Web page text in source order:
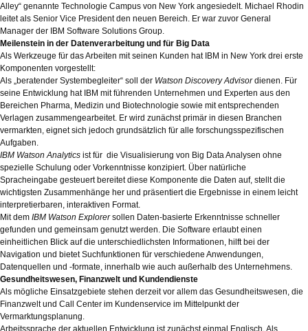
Alley“ genannte Technologie Campus von New York angesiedelt. Michael Rhodin
leitet als Senior Vice President den neuen Bereich. Er war zuvor General
Manager der IBM Software Solutions Group.
Meilenstein in der Datenverarbeitung und für Big Data
Als Werkzeuge für das Arbeiten mit seinen Kunden hat IBM in New York drei erste
Komponenten vorgestellt:
Als „beratender Systembegleiter“ soll der Watson Discovery Advisordienen. Für
seine Entwicklung hat IBM mit führenden Unternehmen und Experten aus den
Bereichen Pharma, Medizin und Biotechnologie sowie mit entsprechenden
Verlagen zusammengearbeitet. Er wird zunächst primär in diesen Branchen
vermarkten, eignet sich jedoch grundsätzlich für alle forschungsspezifischen
Aufgaben.
IBM Watson Analytics ist für die Visualisierung von Big Data Analysen ohne
spezielle Schulung oder Vorkenntnisse konzipiert. Über natürliche
Spracheingabe gesteuert bereitet diese Komponente die Daten auf, stellt die
wichtigsten Zusammenhänge her und präsentiert die Ergebnisse in einem leicht
interpretierbaren, interaktiven Format.
Mit dem IBM Watson Explorersollen Daten-basierte Erkenntnisse schneller
gefunden und gemeinsam genutzt werden. Die Software erlaubt einen
einheitlichen Blick auf die unterschiedlichsten Informationen, hilft bei der
Navigation und bietet Suchfunktionen für verschiedene Anwendungen,
Datenquellen und -formate, innerhalb wie auch außerhalb des Unternehmens.
Gesundheitswesen, Finanzwelt und Kundendienste
Als mögliche Einsatzgebiete stehen derzeit vor allem das Gesundheitswesen, die
Finanzwelt und Call Center im Kundenservice im Mittelpunkt der
Vermarktungsplanung.
Arbeitssprache der aktuellen Entwicklung ist zunächst einmal Englisch. Als